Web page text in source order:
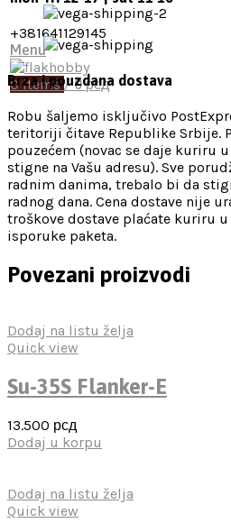
+381641129145
Menu
0items/ 0рсд
Brza i pouzdana dostava
Robu šaljemo isključivo
teritoriji čitave Republike Srbije.
pouzećem (novac se daje kuriru
stigne na Vašu adresu). Sve
radnim danima, trebalo bi da
radnog dana. Cena dostave nije
troškove dostave plaćate kuriru
isporuke paketa.
Povezani proizvodi
Dodaj na listu želja
Quick view
Su-35S Flanker-E
13.500 рсд
Dodaj u korpu
Dodaj na listu želja
Quick view